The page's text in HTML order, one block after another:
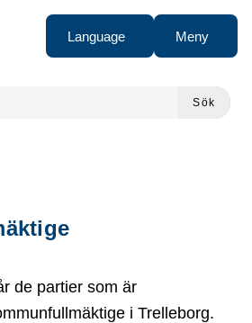
Language Meny
Sök
de partier som är
i Trelleborg.